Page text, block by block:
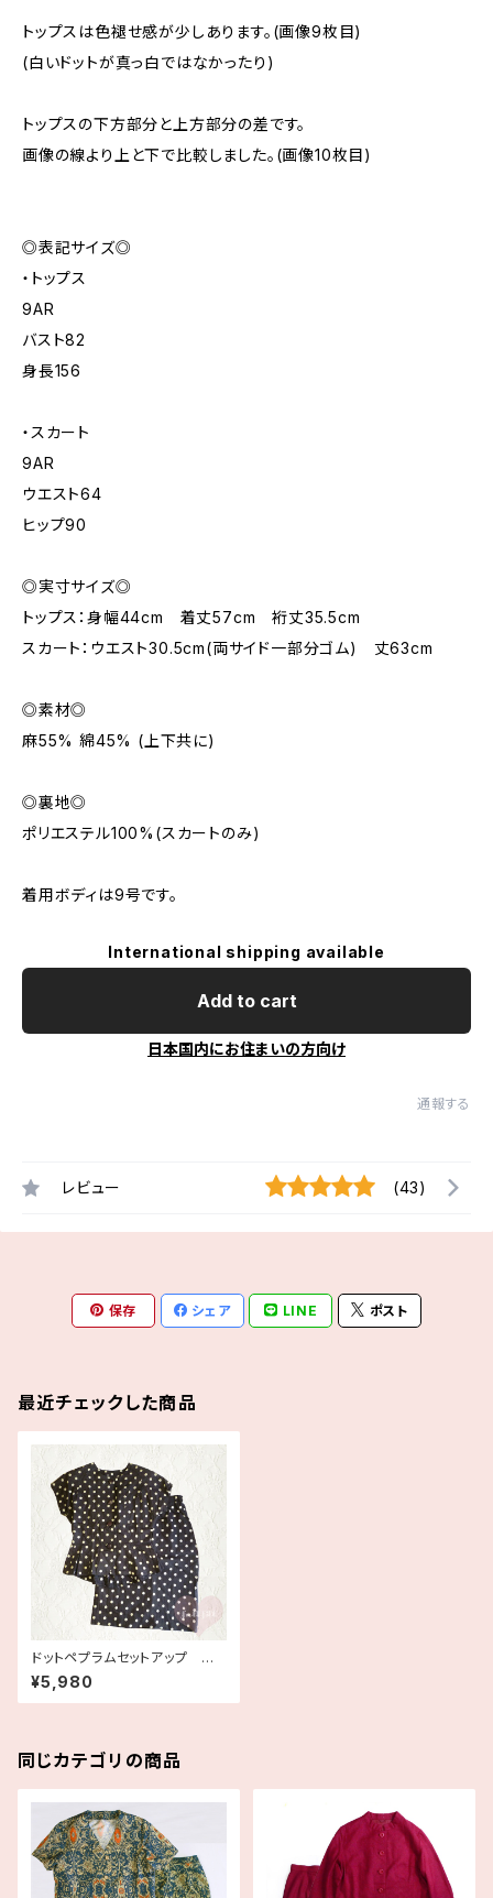
トップスは色褪せ感が少しあります。(画像9枚目)
(白いドットが真っ白ではなかったり)
トップスの下方部分と上方部分の差です。
画像の線より上と下で比較しました。(画像10枚目)
◎表記サイズ◎
・トップス
9AR
バスト82
身長156
・スカート
9AR
ウエスト64
ヒップ90
◎実寸サイズ◎
トップス：身幅44cm 着丈57cm 裄丈35.5cm
スカート：ウエスト30.5cm(両サイド一部分ゴム) 丈63cm
◎素材◎
麻55% 綿45% (上下共に)
◎裏地◎
ポリエステル100%(スカートのみ)
着用ボディは9号です。
International shipping available
Add to cart
日本国内にお住まいの方向け
通報する
レビュー (43)
保存 シェア LINE ポスト
最近チェックした商品
ドットペプラムセットアップ 古
着
¥5,980
同じカテゴリの商品